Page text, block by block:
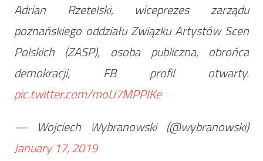
Adrian Rzetelski, wiceprezes zarządu
poznańskiego oddziału Związku Artystów Scen
Polskich (ZASP), osoba publiczna, obrońca
demokracji, FB profil otwarty.
pic.twitter.com/moU7MPPIKe
— Wojciech Wybranowski (@wybranowski)
January 17, 2019